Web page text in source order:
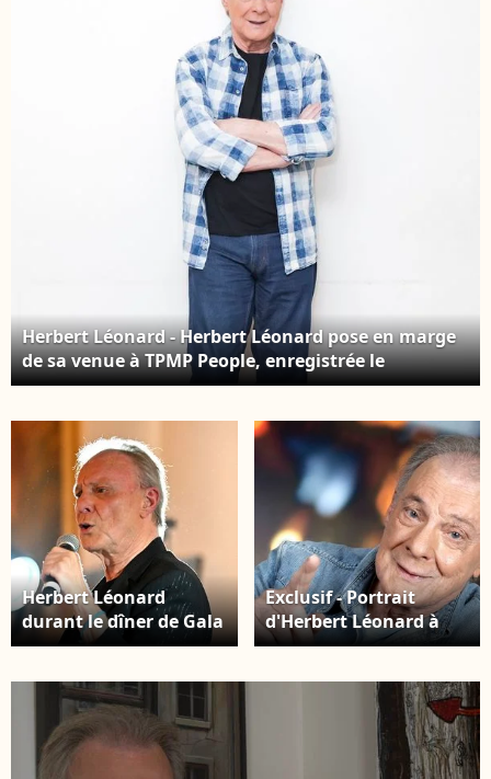
malades. Antibes, le 8
juillet 2015. JLPPA /
Léonard et sa femme
Cléo chez eux à
Barbizon, en 2016.
JLPPA / Bestimage
Herbert Léonard - Herbert Léonard pose en marge
de sa venue à TPMP People, enregistrée le
17/03/2023, présentée par M.Delormeau et diffusée
Bestimage
Herbert Léonard
durant le dîner de Gala
caritatif de
Star et Match à l'hôtel
Negresco à Nice, le 8
juin 2024. © Bruno
Bebert / Bestimage
Exclusif - Portrait
d'Herbert Léonard à
Paris, le 8 octobre 2024.
Perrin/Bestimage